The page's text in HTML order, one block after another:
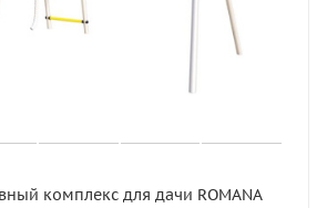
комплекс для дачи ROMANA